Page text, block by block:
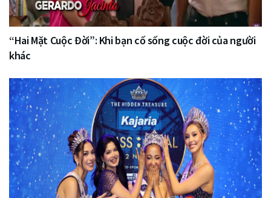
“Hai Mặt Cuộc Đời”: Khi bạn cố sống cuộc đời của người
khác